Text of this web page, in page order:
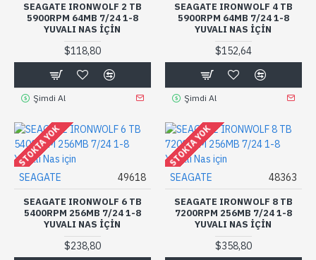
SEAGATE IRONWOLF 2 TB
5900RPM 64MB 7/24 1-8
YUVALI NAS IÇIN
$118,80
Şimdi Al
SEAGATE IRONWOLF 4 TB
5900RPM 64MB 7/24 1-8
YUVALI NAS IÇIN
$152,64
Şimdi Al
STOKTA YOK
SEAGATE 49618
SEAGATE IRONWOLF 6 TB
5400RPM 256MB 7/24 1-8
YUVALI NAS IÇIN
$238,80
STOKTA YOK
SEAGATE 48363
SEAGATE IRONWOLF 8 TB
7200RPM 256MB 7/24 1-8
YUVALI NAS IÇIN
$358,80